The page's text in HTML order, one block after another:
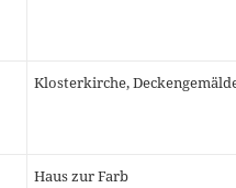
Klosterkirche,
Haus zur Farb